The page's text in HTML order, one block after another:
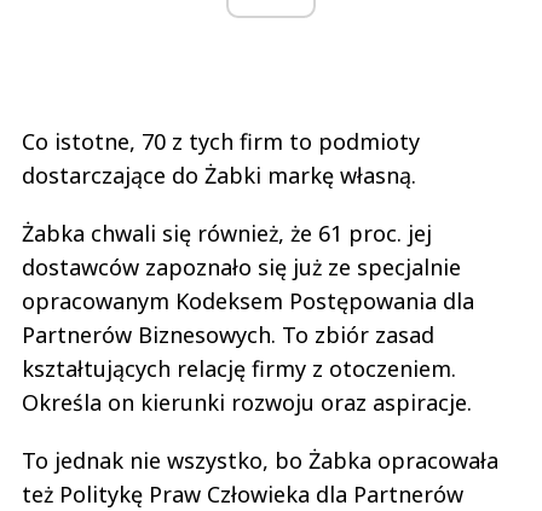
Co istotne, 70 z tych firm to podmioty
dostarczające do Żabki markę własną.
Żabka chwali się również, że 61 proc. jej
dostawców zapoznało się już ze specjalnie
opracowanym Kodeksem Postępowania dla
Partnerów Biznesowych. To zbiór zasad
kształtujących relację firmy z otoczeniem.
Określa on kierunki rozwoju oraz aspiracje.
To jednak nie wszystko, bo Żabka opracowała
też Politykę Praw Człowieka dla Partnerów